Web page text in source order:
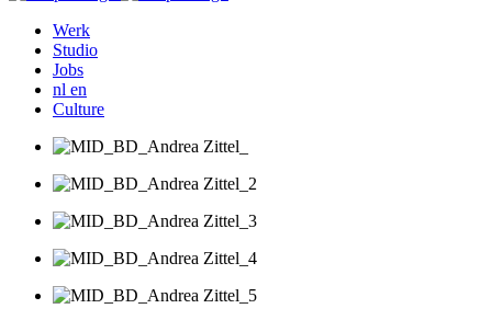
Werk
Studio
Jobs
nl en
Culture